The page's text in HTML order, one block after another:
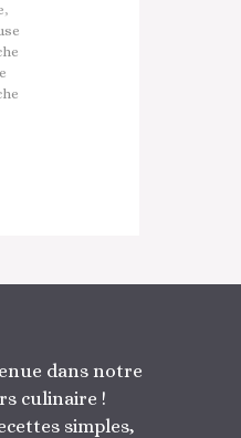
,
dans notre
culinaire !
simples,